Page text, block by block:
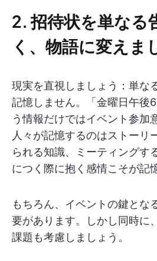
2. 招待状を単なる
く、物語に変えま
現実を直視しましょう：単な
記憶しません。「金曜日午後
う情報だけではイベント参加
人々が記憶するのはストー
られる知識、ミーティングす
につく際に抱く感情こそが記
もちろん、イベントの鍵とな
要があります。しかし同時に
課題も考慮しましょう。